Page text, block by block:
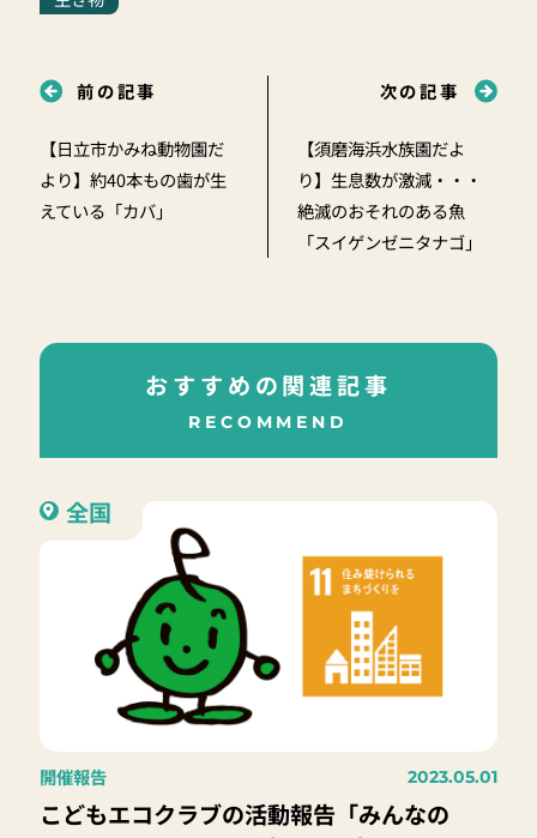
前の記事
【日立市かみね動物園だ
より】約40本もの歯が生
えている「カバ」
次の記事
【須磨海浜水族園だよ
り】生息数が激減・・・
絶滅のおそれのある魚
「スイゲンゼニタナゴ」
おすすめの関連記事
RECOMMEND
全国
開催報告 2023.05.01
こどもエコクラブの活動報告「みんなの